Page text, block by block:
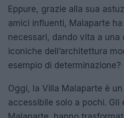
Eppure, grazie alla sua
amici influenti, Malaparte
necessari, dando vita a una
iconiche dell’architettura
esempio di determinazione?
Oggi, la Villa Malaparte è
accessibile solo a pochi. Gli